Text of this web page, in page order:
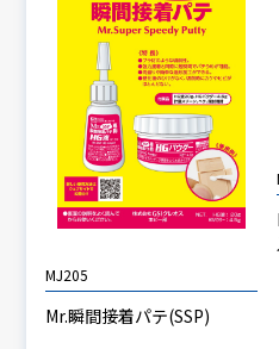
MJ205
Mr.瞬間接着パテ(SSP)